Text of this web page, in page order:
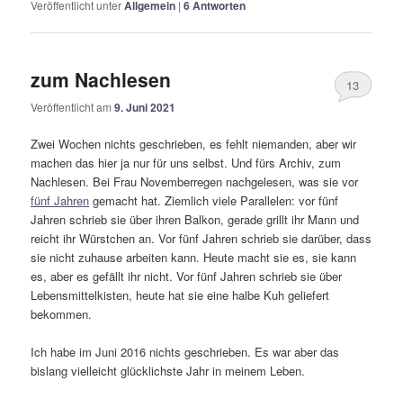
Veröffentlicht unterAllgemein |6Antworten
zum Nachlesen
Veröffentlicht am9. Juni 2021
13
Zwei Wochen nichts geschrieben, es fehlt niemanden, aber wir
machen das hier ja nur für uns selbst. Und fürs Archiv, zum
Nachlesen. Bei Frau Novemberregen nachgelesen, was sie vor
fünf Jahren gemacht hat. Ziemlich viele Parallelen: vor fünf
Jahren schrieb sie über ihren Balkon, gerade grillt ihr Mann und
reicht ihr Würstchen an. Vor fünf Jahren schrieb sie darüber, dass
sie nicht zuhause arbeiten kann. Heute macht sie es, sie kann
es, aber es gefällt ihr nicht. Vor fünf Jahren schrieb sie über
Lebensmittelkisten, heute hat sie eine halbe Kuh geliefert
bekommen.
Ich habe im Juni 2016 nichts geschrieben. Es war aber das
bislang vielleicht glücklichste Jahr in meinem Leben.